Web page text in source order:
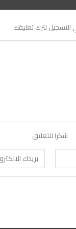
التسجيل لترك تعليقك
شكرا للتعليق